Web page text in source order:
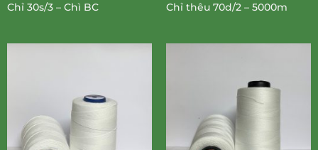
Chỉ 30s/3 – Chì BC Chỉ thêu 70d/2 – 5000m